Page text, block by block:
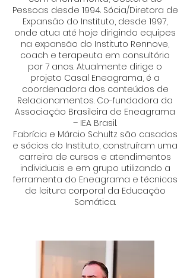
Pessoas desde 1994. Sócia/Diretora de
Expansão do Instituto, desde 1997,
onde atua até hoje dirigindo equipes
na expansão do Instituto Rennove,
coach e terapeuta em consultório
por 7 anos. Atualmente dirige o
projeto Casal Eneagrama, é a
coordenadora dos conteúdos de
Relacionamentos. Co-fundadora da
Associação Brasileira de Eneagrama
– IEA Brasil.
Fabrícia e Márcio Schultz são casados
e sócios do Instituto, construíram uma
carreira de cursos e atendimentos
individuais e em grupo utilizando a
ferramenta do Eneagrama e técnicas
de leitura corporal da Educação
Somática.